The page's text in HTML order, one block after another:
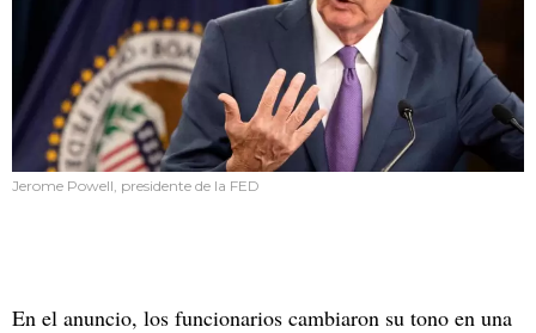
Jerome Powell, presidente de la FED
En el anuncio, los funcionarios cambiaron su tono en una